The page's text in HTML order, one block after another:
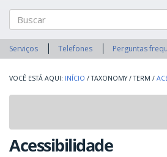
Buscar
Serviços Telefones Perguntas
INÍCIO / TAXONOMY / TERM /
Acessibilidade